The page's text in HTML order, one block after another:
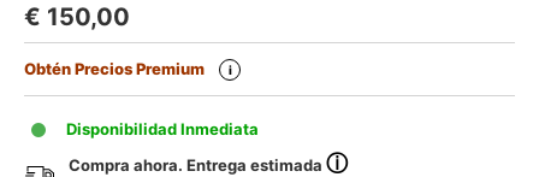
€ 150,00
Obtén Precios Premium i
Disponibilidad Inmediata
Compra ahora. Entrega estimadaⓘ